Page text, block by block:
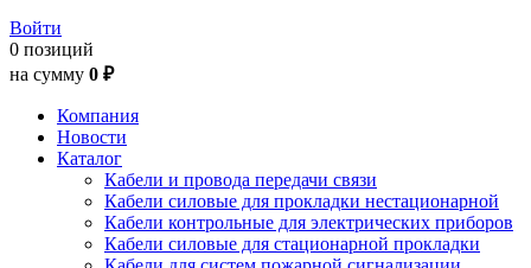
Войти
0 позиций
на сумму 0 ₽
Компания
Новости
Каталог
Кабели и провода передачи связи
Кабели силовые для прокладки нестационарной
Кабели контрольные для электрических приборов
Кабели силовые для стационарной прокладки